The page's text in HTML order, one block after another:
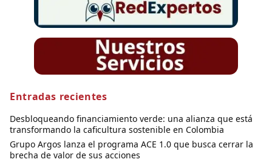
Entradas recientes
Desbloqueando financiamiento verde: una alianza que está
transformando la caficultura sostenible en Colombia
Grupo Argos lanza el programa ACE 1.0 que busca cerrar la
brecha de valor de sus acciones